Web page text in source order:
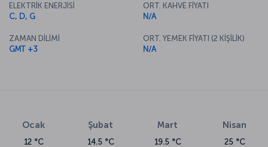
ELEKTRİK ENERJİSİ
C, D, G
ZAMAN DİLİMİ
GMT +3
ORT. KAHVE FİYATI
N/A
ORT. YEMEK FİYATI (2 KİŞİLİK)
N/A
Ocak
12 °C
Şubat
14.5 °C
Mart
19.5 °C
Nisan
25 °C